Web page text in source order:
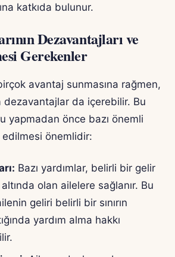
katkıda bulunur.
Dezavantajları ve
Gerekenler
avantaj sunmasına rağmen,
dezavantajlar da içerebilir. Bu
yapmadan önce bazı önemli
önemlidir:
Bazı yardımlar, belirli bir gelir
olan ailelere sağlanır. Bu
geliri belirli bir sınırın
yardım alma hakkı